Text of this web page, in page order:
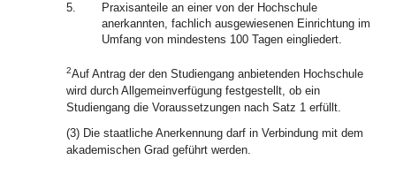
5.
Praxisanteile an einer von der Hochschule
anerkannten, fachlich ausgewiesenen Einrichtung im
Umfang von mindestens 100 Tagen eingliedert.
2Auf Antrag der den Studiengang anbietenden Hochschule
wird durch Allgemeinverfügung festgestellt, ob ein
Studiengang die Voraussetzungen nach Satz 1 erfüllt.
(3) Die staatliche Anerkennung darf in Verbindung mit dem
akademischen Grad geführt werden.